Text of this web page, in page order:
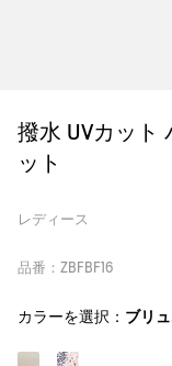
撥水 UVカット
ット
レディース
品番：ZBFBF16
カラーを選択： ブリ